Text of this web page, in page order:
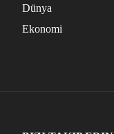
Dünya
Ekonomi